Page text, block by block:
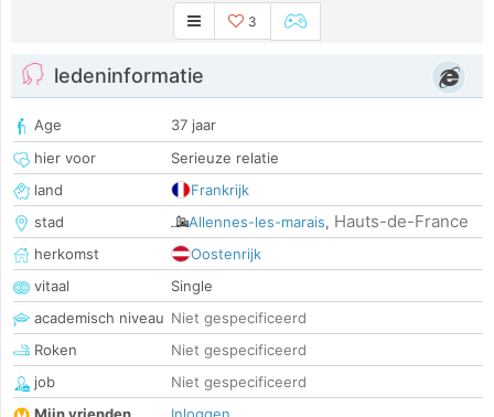
3
ledeninformatie
Age
37 jaar
hier voor
Serieuze relatie
land
Frankrijk
stad
Allennes-les-marais, Hauts-de-France
herkomst
Oostenrijk
vitaal
Single
academisch niveau Niet gespecificeerd
Roken
Niet gespecificeerd
job
Niet gespecificeerd